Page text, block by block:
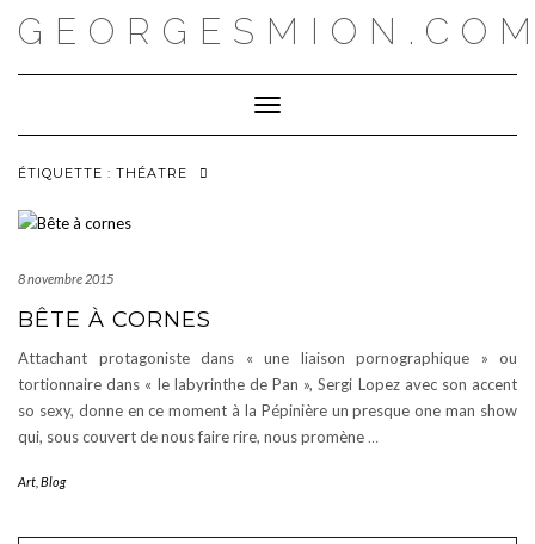
Toggle Navigation
ÉTIQUETTE : THÉATRE
8 novembre 2015
BÊTE À CORNES
Attachant protagoniste dans « une liaison pornographique » ou
tortionnaire dans « le labyrinthe de Pan », Sergi Lopez avec son accent
so sexy, donne en ce moment à la Pépinière un presque one man show
qui, sous couvert de nous faire rire, nous promène …
Art Blog